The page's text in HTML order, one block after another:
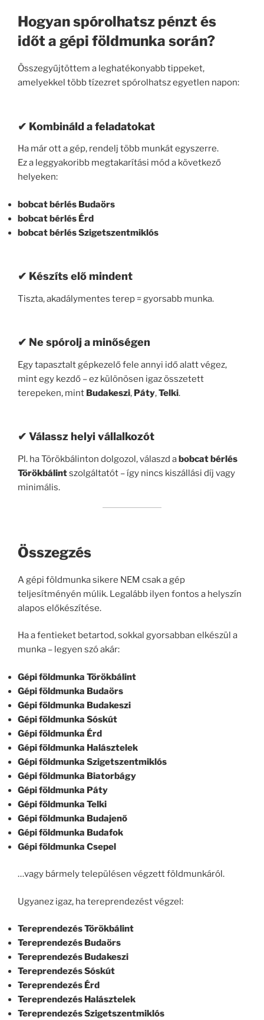
Hogyan spórolhatsz pénzt és
időt a gépi földmunka során?
Összegyűjtöttem a leghatékonyabb tippeket,
amelyekkel több tízezret spórolhatsz egyetlen napon:
✔ Kombináld a feladatokat
Ha már ott a gép, rendelj több munkát egyszerre.
Ez a leggyakoribb megtakarítási mód a következő
helyeken:
bobcat bérlés Budaörs
bobcat bérlés Érd
bobcat bérlés Szigetszentmiklós
✔ Készíts elő mindent
Tiszta, akadálymentes terep = gyorsabb munka.
✔ Ne spórolj a minőségen
Egy tapasztalt gépkezelő fele annyi idő alatt végez,
mint egy kezdő – ez különösen igaz összetett
terepeken, mint Budakeszi, Páty,Telki.
✔ Válassz helyi vállalkozót
Pl. ha Törökbálinton dolgozol, válaszd abobcat bérlés
Törökbálintszolgáltatót – így nincs kiszállási díj vagy
minimális.
Összegzés
A gépi földmunka sikere NEM csak a gép
teljesítményén múlik. Legalább ilyen fontos a helyszín
alapos előkészítése.
Ha a fentieket betartod, sokkal gyorsabban elkészül a
munka – legyen szó akár:
Gépi földmunka Törökbálint
Gépi földmunka Budaörs
Gépi földmunka Budakeszi
Gépi földmunka Sóskút
Gépi földmunka Érd
Gépi földmunka Halásztelek
Gépi földmunka Szigetszentmiklós
Gépi földmunka Biatorbágy
Gépi földmunka Páty
Gépi földmunka Telki
Gépi földmunka Budajenő
Gépi földmunka Budafok
Gépi földmunka Csepel
…vagy bármely településen végzett földmunkáról.
Ugyanez igaz, ha tereprendezést végzel:
Tereprendezés Törökbálint
Tereprendezés Budaörs
Tereprendezés Budakeszi
Tereprendezés Sóskút
Tereprendezés Érd
Tereprendezés Halásztelek
Tereprendezés Szigetszentmiklós